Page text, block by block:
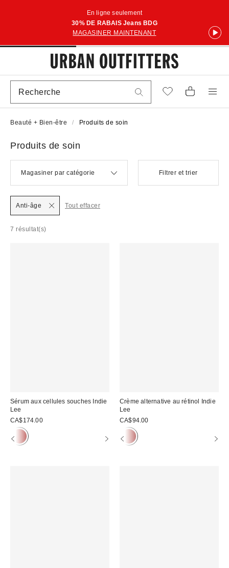
En ligne seulement
30% DE RABAIS Jeans BDG
MAGASINER MAINTENANT
Beauté + Bien-être Produits de soin
Produits de soin
Magasiner par catégorie Filtrer et trier
7 résultat(s)
Anti-âge Tout effacer
Sérum aux cellules souches Indie
Lee
CA$174.00
Crème alternative au rétinol Indie
Lee
CA$94.00